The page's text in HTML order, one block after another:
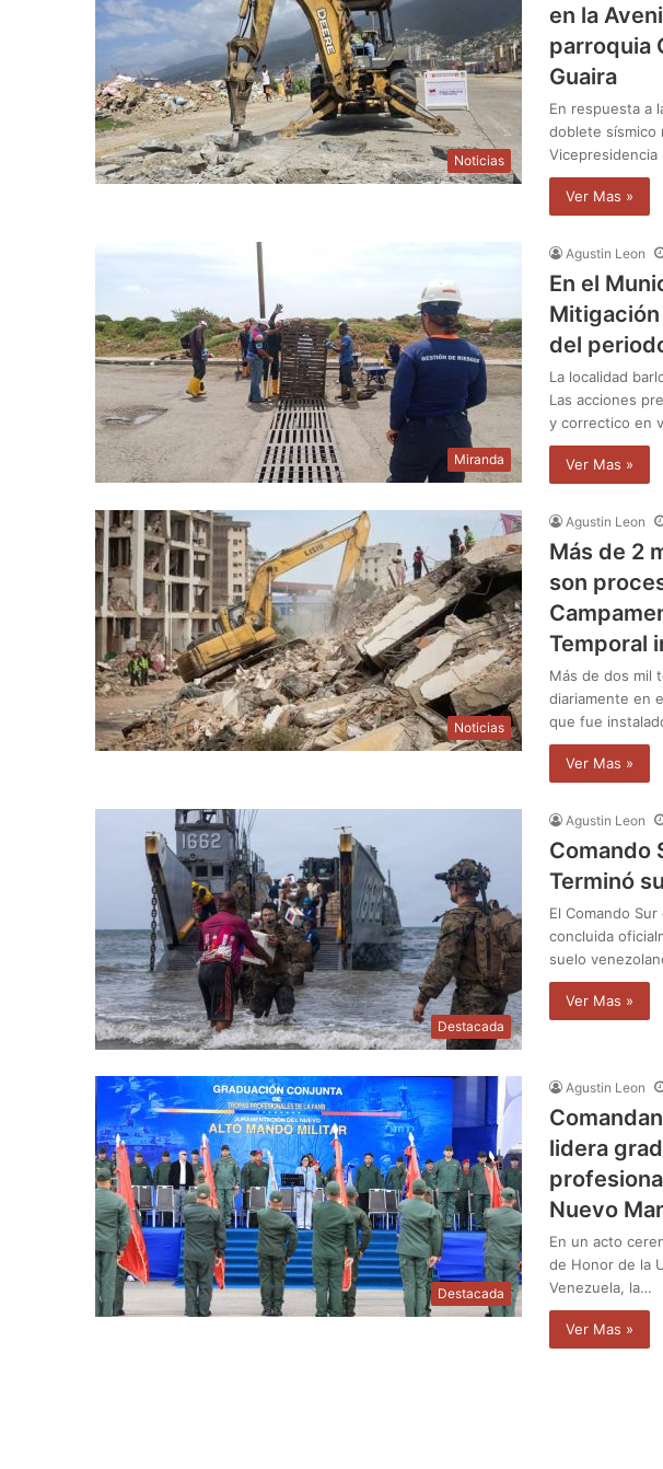
Noticias
en la
parroquia
Guaira
En respuesta a
doblete sísmico
Vicepresidencia
Ver Mas »
Miranda
Agustin Leon
En el
Mitigación
del
La localidad
Las acciones
y correctico en
Ver Mas »
Noticias
Agustin Leon
Más de 2
son
Temporal
Más de dos mil
diariamente en
que fue
Ver Mas »
Destacada
Agustin Leon
Comando
Terminó
El Comando
concluida
suelo
Ver Mas »
Destacada
Agustin Leon
lidera
Nuevo
En un acto
de Honor de la
Venezuela, la…
Ver Mas »